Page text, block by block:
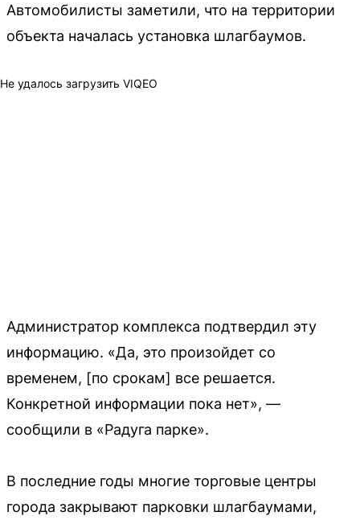
Автомобилисты заметили, что на территории
объекта началась установка шлагбаумов.
Не удалось загрузить VIQEO
Администратор комплекса подтвердил эту
информацию. «Да, это произойдет со
временем, [по срокам] все решается.
Конкретной информации пока нет», —
сообщили в «Радуга парке».
В последние годы многие торговые центры
города закрывают парковки шлагбаумами,